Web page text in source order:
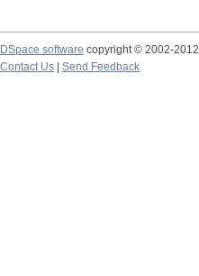
DSpace software copyright © 2002-2012
Contact Us
Send Feedback